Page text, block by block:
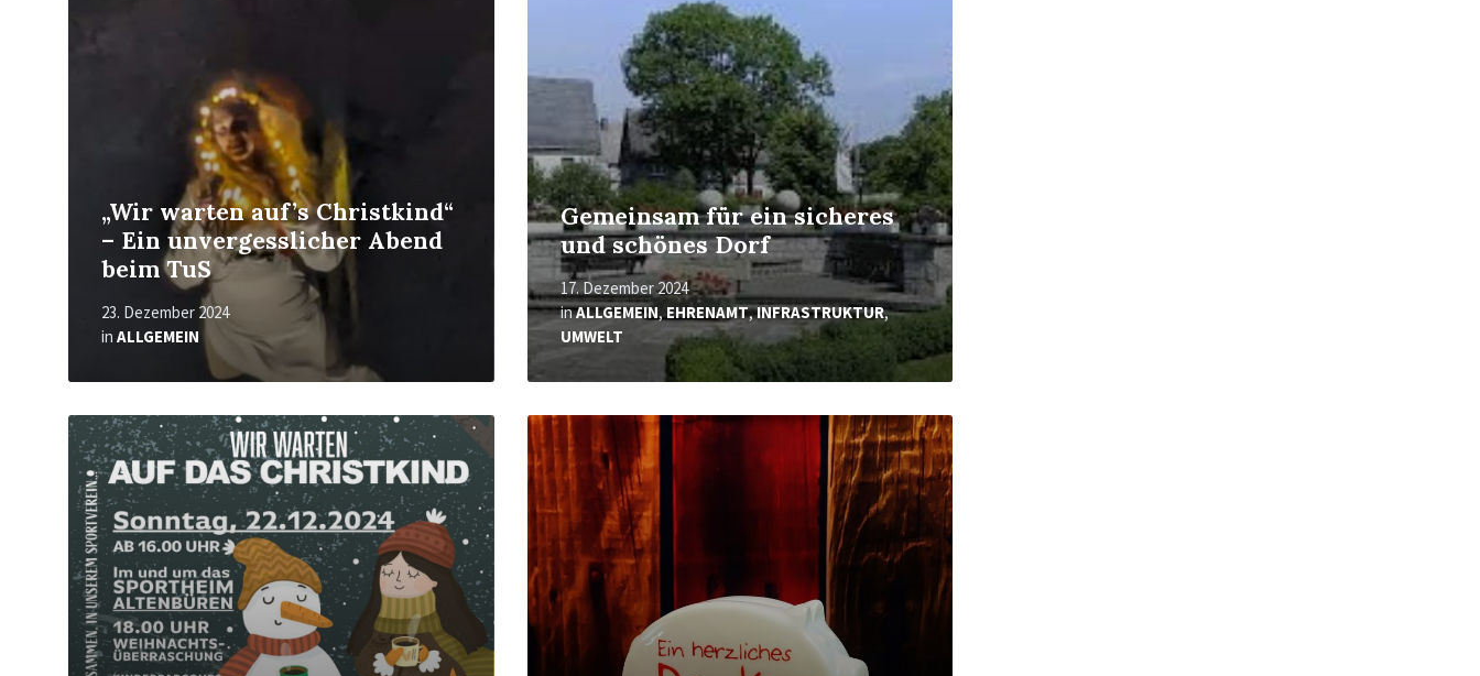
„Wir warten auf’s Christkind“
– Ein unvergesslicher Abend
beim TuS
23. Dezember 2024
in ALLGEMEIN
Gemeinsam für ein sicheres
und schönes Dorf
17. Dezember 2024
inALLGEMEIN,EHRENAMT,INFRASTRUKTUR,
UMWELT
Mehr
erfahren
Mehr
erfahren